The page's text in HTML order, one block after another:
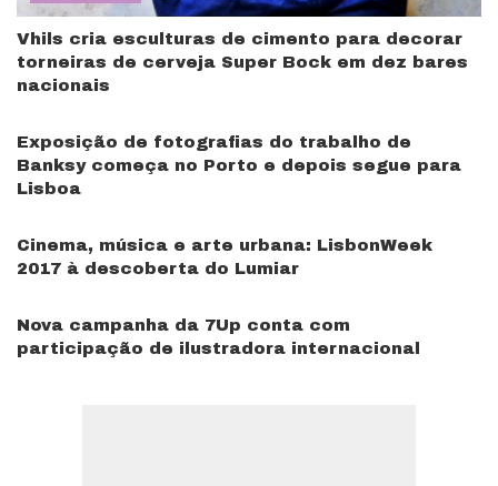
Vhils cria esculturas de cimento para decorar
torneiras de cerveja Super Bock em dez bares
nacionais
Exposição de fotografias do trabalho de
Banksy começa no Porto e depois segue para
Lisboa
Cinema, música e arte urbana: LisbonWeek
2017 à descoberta do Lumiar
Nova campanha da 7Up conta com
participação de ilustradora internacional